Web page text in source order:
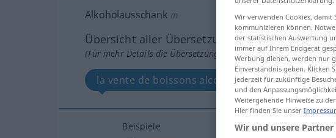
Alkoholausschank m
Übersicht aller Übersetzungen
(Für mehr Details die Übersetzung anklicken/antippen)
la vente de boissons alcoolisées aux jeunes est
Beispiele
Wir verwenden Cookies, damit
kommunizieren können.
der statistischen Auswertung
immer auf Ihrem Endgerät
Werbung dienen, werden nur
Einverständnis geben. Klicken
jederzeit für zukünftige
und den
Weitergehende Hinweise zu
Hier finden Sie unser
Wir und unsere